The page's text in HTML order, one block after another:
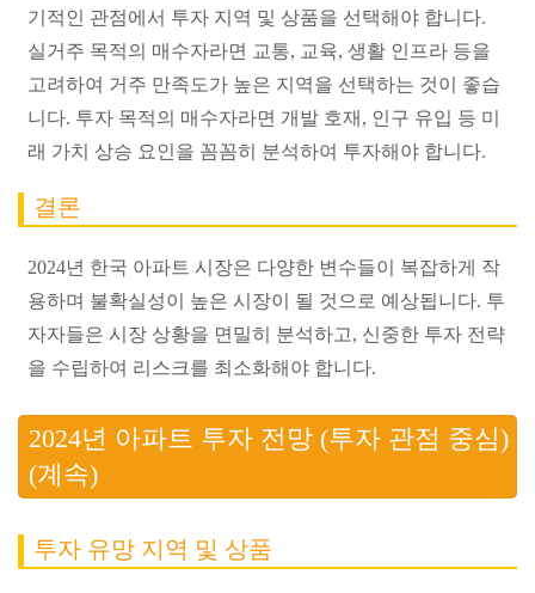
기적인 관점에서 투자 지역 및 상품을 선택해야 합니다.
실거주 목적의 매수자라면 교통, 교육, 생활 인프라 등을
고려하여 거주 만족도가 높은 지역을 선택하는 것이 좋습
니다. 투자 목적의 매수자라면 개발 호재, 인구 유입 등 미
래 가치 상승 요인을 꼼꼼히 분석하여 투자해야 합니다.
결론
2024년 한국 아파트 시장은 다양한 변수들이 복잡하게 작
용하며 불확실성이 높은 시장이 될 것으로 예상됩니다. 투
자자들은 시장 상황을 면밀히 분석하고, 신중한 투자 전략
을 수립하여 리스크를 최소화해야 합니다.
2024년 아파트 투자 전망 (투자 관점 중심)
(계속)
투자 유망 지역 및 상품